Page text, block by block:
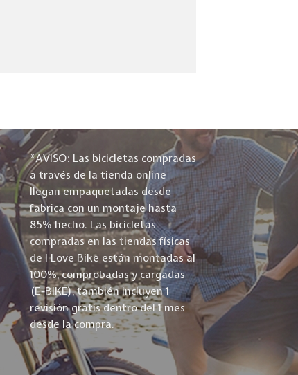
*AVISO: Las bicicletas compradas
a través de la tienda online
llegan empaquetadas desde
fabrica con un montaje hasta
85% hecho. Las bicicletas
compradas en las tiendas físicas
de I Love Bike están montadas al
100%, comprobadas y cargadas
(E-BIKE), también incluyen 1
revisión gratis dentro del 1 mes
desde la compra.